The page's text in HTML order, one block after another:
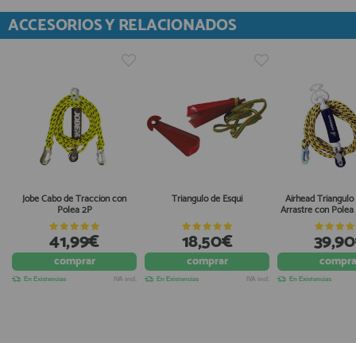
ACCESORIOS Y RELACIONADOS
Jobe Cabo de Tracción con
Polea 2P
41,99€
comprar
En Existencias IVA incl.
Triangulo de Esqui
18,50€
comprar
En Existencias IVA incl.
Airhead Triangulo
Arrastre con Polea
En Existencias